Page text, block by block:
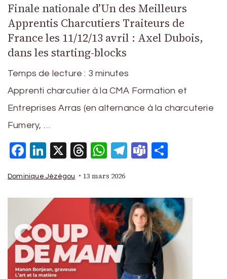
Finale nationale d’Un des Meilleurs
Apprentis Charcutiers Traiteurs de
France les 11/12/13 avril : Axel Dubois,
dans les starting-blocks
Temps de lecture : 3 minutes
Apprenti charcutier à la CMA Formation et
Entreprises Arras (en alternance à la charcuterie
Fumery, …
Facebook
LinkedIn
X Threads
WhatsApp
Telegram
Teams
Dominique Jézégou 13 mars 2026